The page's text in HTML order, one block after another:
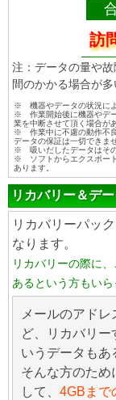
訪
注：データの量や
間のかかる場合が多
※ 機器やデータの状況によ
※ 作業開始後に機器やデー
業を中断させて頂く場合が
※ 作業中に不慮の動作不良
データの保証は一切できませ
※ 吸いだしたデータはその
※ ソフトからエクスポート
あります。
リカバリー＆デ
リカバリーパッ
なります。
リカバリーの際に
あるという方もいら
メールのアド
ど、リカバリー
いうデータもあ
そんな方のため
して、 4GBまで